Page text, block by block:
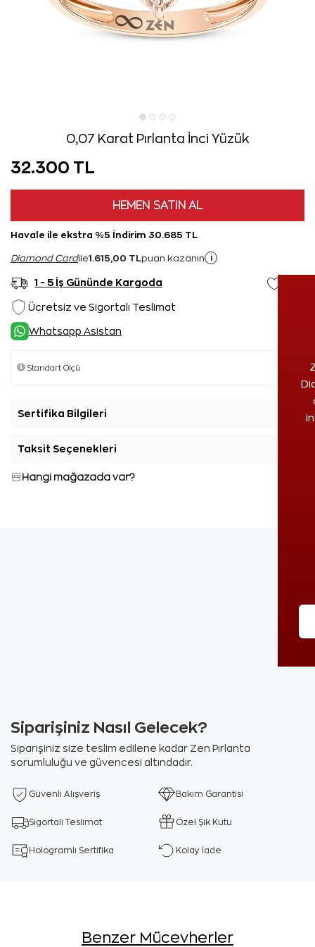
0,07 Karat Pırlanta İnci Yüzük
32.300 TL
HEMEN SATIN AL
Havale ile ekstra %5 İndirim 30.685 TL
Diamond Cardile1.615,00 TL puan kazanın i
1 - 5 İş Gününde Kargoda
Ücretsiz ve Sigortalı Teslimat
Whatsapp Asistan
Sertifika Bilgileri
Taksit Seçenekleri
Hangi mağazada var?
Siparişiniz Nasıl Gelecek?
Siparişiniz size teslim edilene kadar Zen Pırlanta
sorumluluğu ve güvencesi altındadır.
Güvenli Alışveriş Bakım Garantisi
Sigortalı Teslimat Özel Şık Kutu
Hologramlı Sertifika Kolay İade
Benzer Mücevherler